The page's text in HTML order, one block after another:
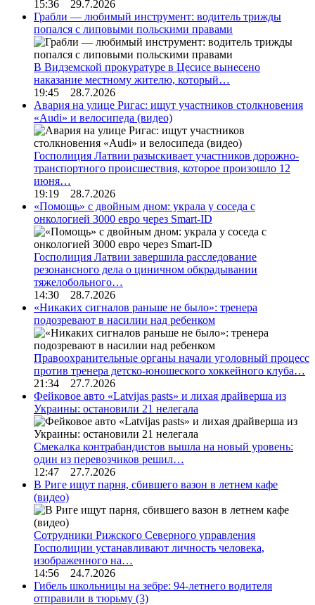
15:36 29.7.2026
Грабли — любимый инструмент: водитель трижды
попался с липовыми польскими правами
В Видземской прокуратуре в Цесисе вынесено
наказание местному жителю, который…
19:45 28.7.2026
Авария на улице Ригас: ищут участников столкновения
«Audi» и велосипеда (видео)
Госполиция Латвии разыскивает участников дорожно-
транспортного происшествия, которое произошло 12
июня…
19:19 28.7.2026
«Помощь» с двойным дном: украла у соседа с
онкологией 3000 евро через Smart-ID
Госполиция Латвии завершила расследование
резонансного дела о циничном обкрадывании
тяжелобольного…
14:30 28.7.2026
«Никаких сигналов раньше не было»: тренера
подозревают в насилии над ребенком
Правоохранительные органы начали уголовный процесс
против тренера детско-юношеского хоккейного клуба…
21:34 27.7.2026
Фейковое авто «Latvijas pasts» и лихая драйверша из
Украины: остановили 21 нелегала
Смекалка контрабандистов вышла на новый уровень:
один из перевозчиков решил…
12:47 27.7.2026
В Риге ищут парня, сбившего вазон в летнем кафе
(видео)
Сотрудники Рижского Северного управления
Госполиции устанавливают личность человека,
изображенного на…
14:56 24.7.2026
Гибель школьницы на зебре: 94-летнего водителя
отправили в тюрьму (3)